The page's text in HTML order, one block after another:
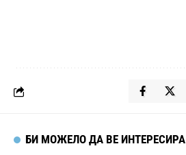
БИ МОЖЕЛО ДА ВЕ ИНТЕРЕСИРА